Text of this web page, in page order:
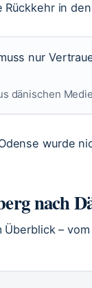
in
nur
dänischen
wurde
nach
–